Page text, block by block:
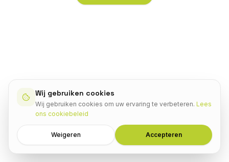
Wij gebruiken cookies
Wij gebruiken cookies om uw ervaring te verbeteren. Lees
ons cookiebeleid
Weigeren Accepteren